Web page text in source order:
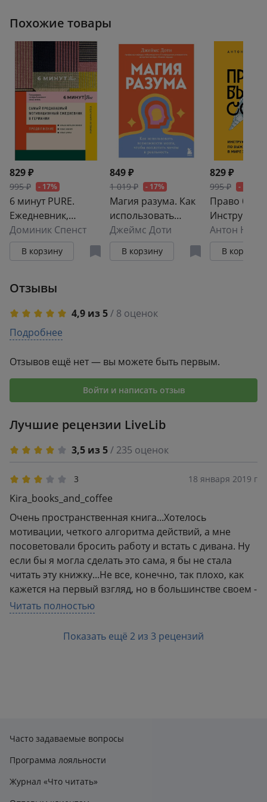
Похожие товары
829 ₽
995 ₽ - 17%
6 минут PURE.
Ежедневник,
который изменит
вашу жизнь
(продолжение).
Stolzl
Доминик Спенст
В корзину
849 ₽
1 019 ₽ - 17%
Магия разума. Как
использовать
возможности
мозга, чтобы
воплотить мечты в
Джеймс Доти
В корзину
829 ₽
995 ₽ - 17%
Право быть
жаворонков
Антон
В корзину
Отзывы
4,9 из 5/ 8 оценок
5
3
2
0
Подробнее
Отзывов ещё нет — вы можете быть первым.
Войти и написать отзыв
Лучшие рецензии LiveLib
3,5 из 5/ 235 оценок
3 18 января 2019 г
Kira_books_and_coffee
Очень пространственная книга...Хотелось
мотивации, четкого алгоритма действий, а мне
посоветовали бросить работу и встать с дивана. Ну
если бы я могла сделать это сама, я бы не стала
читать эту книжку...Не все, конечно, так плохо, как
кажется на первый взгляд, но в большинстве своем -
очень американизированный подход, который у нас
по понятным причинам не работает. Другое у нас
мышление, подход, восприятие, многие советы НЕ
работают. "Лень-матушка", не зря крылатой фразой
которые внезапно проснулись в 25 лет где-нибудь
на острове и такие "ой! Надо же как-то жить!", а
байдарку из бананов и папайя, эта книга будет прям
Читать полностью
Показать ещё 2 из 3 рецензий
Часто задаваемые вопросы
Программа лояльности
Журнал «Что читать»